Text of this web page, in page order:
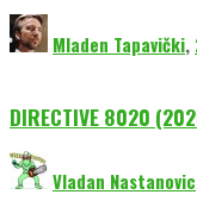
Mladen Tapavički,
DIRECTIVE 8020
Vladan Nastanovic